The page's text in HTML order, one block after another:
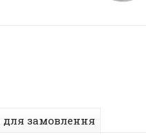
для замовлення